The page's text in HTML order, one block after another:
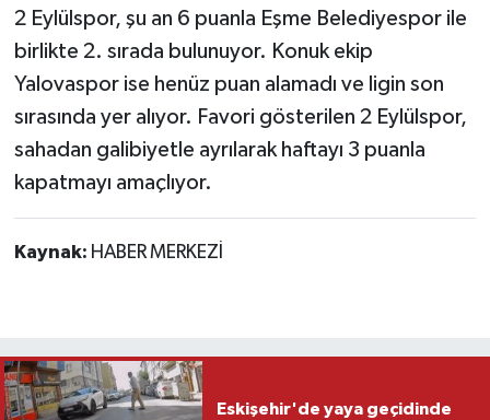
2 Eylülspor, şu an 6 puanla Eşme Belediyespor ile
birlikte 2. sırada bulunuyor. Konuk ekip
Yalovaspor ise henüz puan alamadı ve ligin son
sırasında yer alıyor. Favori gösterilen 2 Eylülspor,
sahadan galibiyetle ayrılarak haftayı 3 puanla
kapatmayı amaçlıyor.
Kaynak: HABER MERKEZİ
Eskişehir'de yaya geçidinde